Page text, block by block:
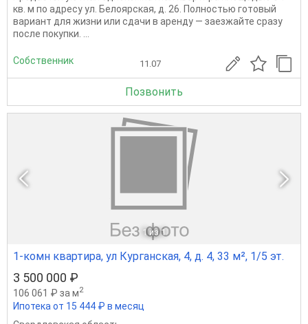
кв. м по адресу ул. Белоярская, д. 26. Полностью готовый
вариант для жизни или сдачи в аренду — заезжайте сразу
после покупки. ...
Собственник 11.07
Позвонить
1 из 1
1-комн квартира, ул Курганская, 4, д. 4, 33 м², 1/5 эт.
3 500 000 ₽
106 061 ₽ за м2
Ипотека от 15 444 ₽ в месяц